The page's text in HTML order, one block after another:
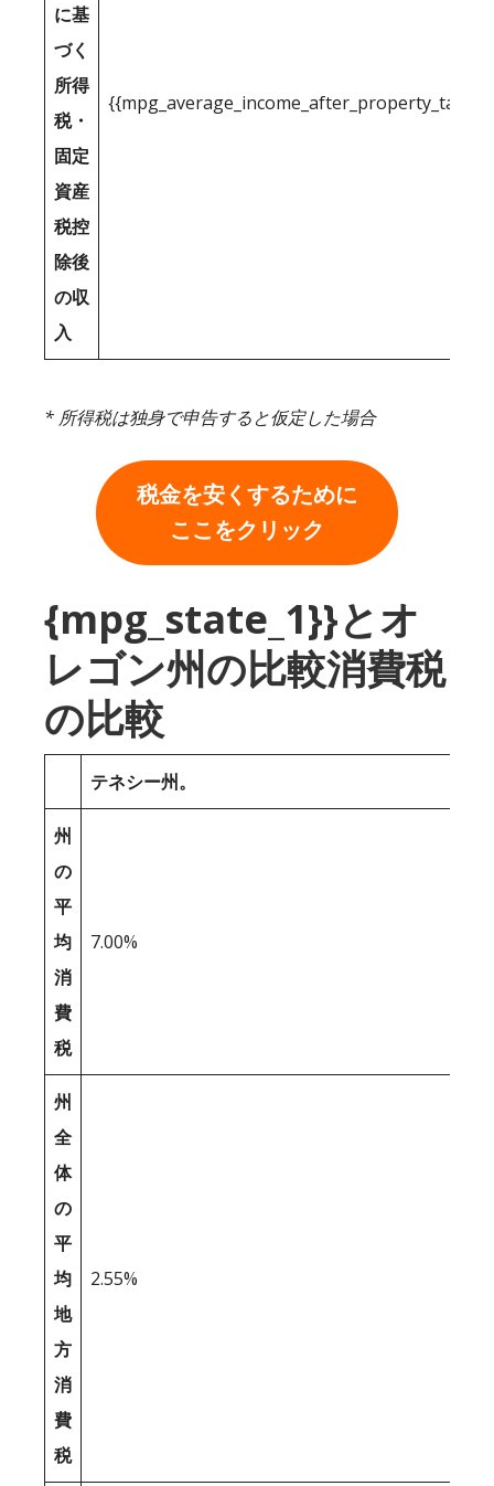
に基
づく
所得
税・
固定
資産
税控
除後
の収
入
* 所得税は独身で申告すると仮定した場合
税金を安くするために
ここをクリック
{mpg_state_1}}とオ
レゴン州の比較消費税
の比較
テネシー州。
州
の
平
均
消
費
税
7.00%
州
全
体
の
平
均
地
方
消
費
税
2.55%